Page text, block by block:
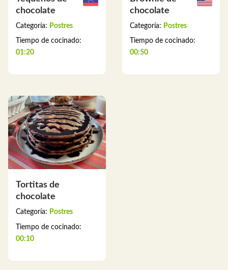
chocolate
Categoría: Postres
Tiempo de cocinado:
01:20
chocolate
Categoría: Postres
Tiempo de cocinado:
00:50
Tortitas de
chocolate
Categoría: Postres
Tiempo de cocinado:
00:10